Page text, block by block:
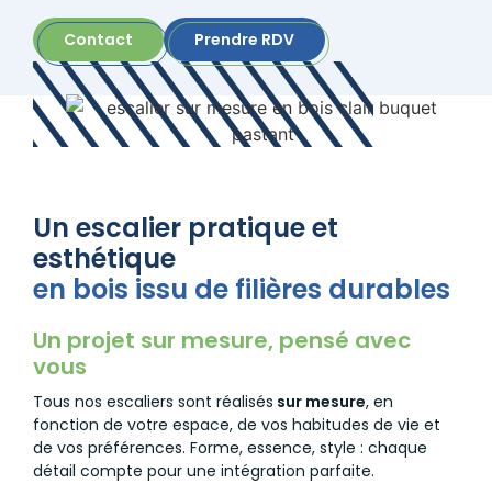
Contact Prendre RDV
Un escalier pratique et
esthétique
en bois issu de filières durables
Un projet sur mesure, pensé avec
vous
Tous nos escaliers sont réalisés sur mesure, en
fonction de votre espace, de vos habitudes de vie et
de vos préférences. Forme, essence, style : chaque
détail compte pour une intégration parfaite.